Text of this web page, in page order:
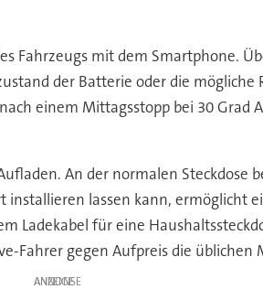
Fahrzeugs mit dem Smartphone.
der Batterie oder die
einem Mittagsstopp bei 30
An der normalen
installieren lassen kann,
Ladekabel für eine
Fahrer gegen Aufpreis die
ANZEIGE